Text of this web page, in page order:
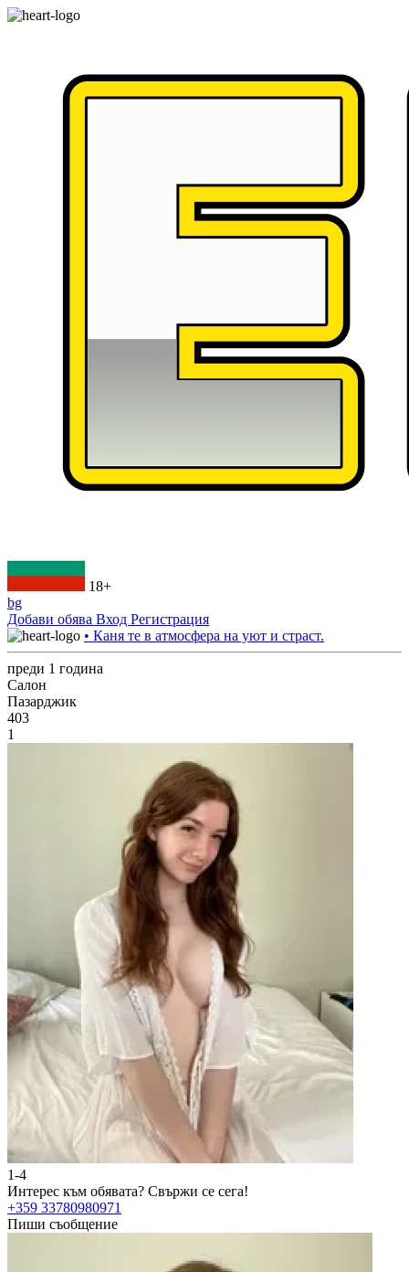
18+
bg
Добави обява Вход Регистрация
• Каня те в атмосфера на уют и страст.
преди 1 година
Салон
Пазарджик
403
1
1-4
Интерес към обявата? Свържи се сега!
+359 33780980971
Пиши съобщение